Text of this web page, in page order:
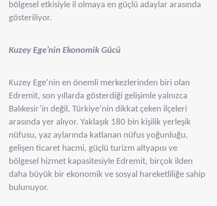
bölgesel etkisiyle il olmaya en güçlü adaylar arasında
gösteriliyor.
Kuzey Ege’nin Ekonomik Gücü
Kuzey Ege’nin en önemli merkezlerinden biri olan
Edremit, son yıllarda gösterdiği gelişimle yalnızca
Balıkesir’in değil, Türkiye’nin dikkat çeken ilçeleri
arasında yer alıyor. Yaklaşık 180 bin kişilik yerleşik
nüfusu, yaz aylarında katlanan nüfus yoğunluğu,
gelişen ticaret hacmi, güçlü turizm altyapısı ve
bölgesel hizmet kapasitesiyle Edremit, birçok ilden
daha büyük bir ekonomik ve sosyal hareketliliğe sahip
bulunuyor.